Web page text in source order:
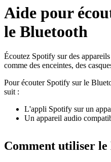
Aide pour
le Bluetooth
Écoutez Spotify sur des
comme des enceintes, des
Pour écouter Spotify sur le
suit :
L'appli Spotify sur un
Un appareil audio
Comment utiliser le